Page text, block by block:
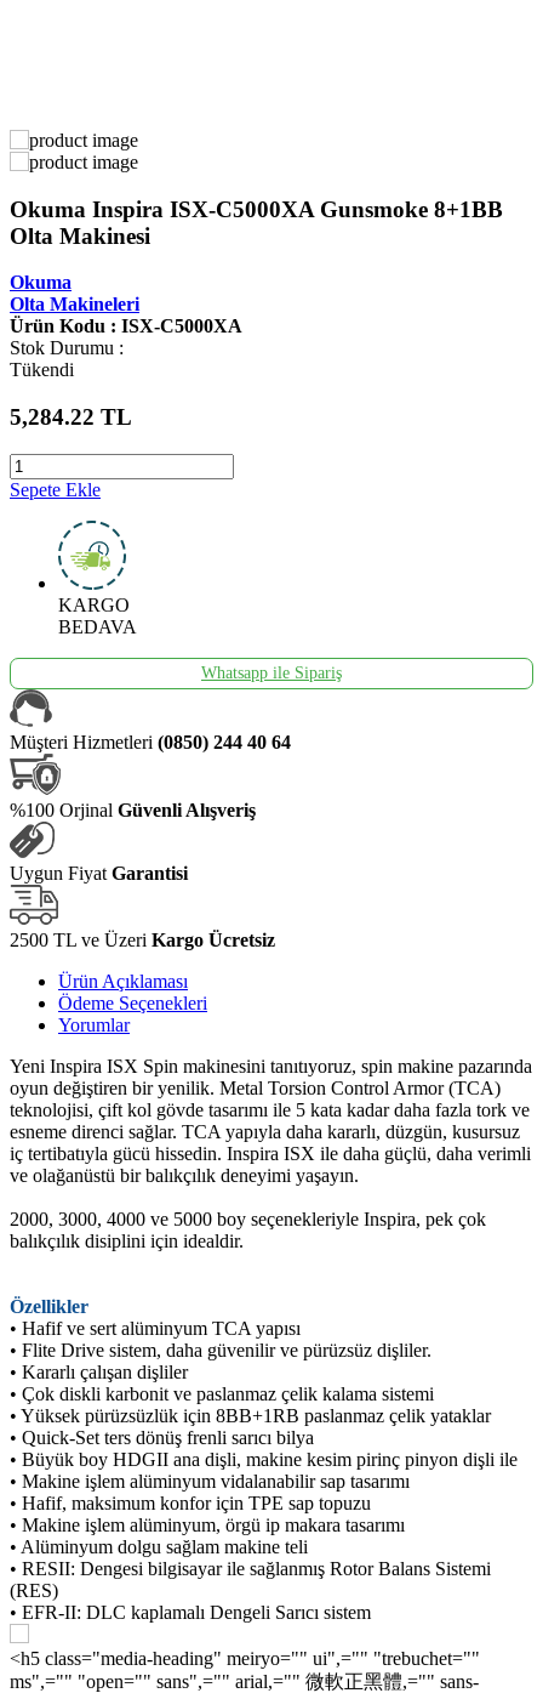
Okuma Inspira ISX-C5000XA Gunsmoke 8+1BB
Olta Makinesi
Okuma
Olta Makineleri
Ürün Kodu : ISX-C5000XA
Stok Durumu :
Tükendi
5,284.22 TL
Sepete Ekle
KARGO
BEDAVA
Whatsapp ile Sipariş
Müşteri Hizmetleri (0850) 244 40 64
%100 Orjinal Güvenli Alışveriş
Uygun Fiyat Garantisi
2500 TL ve Üzeri Kargo Ücretsiz
Ürün Açıklaması
Ödeme Seçenekleri
Yorumlar
Yeni Inspira ISX Spin makinesini tanıtıyoruz, spin makine pazarında
oyun değiştiren bir yenilik. Metal Torsion Control Armor (TCA)
teknolojisi, çift kol gövde tasarımı ile 5 kata kadar daha fazla tork ve
esneme direnci sağlar. TCA yapıyla daha kararlı, düzgün, kusursuz
iç tertibatıyla gücü hissedin. Inspira ISX ile daha güçlü, daha verimli
ve olağanüstü bir balıkçılık deneyimi yaşayın.
2000, 3000, 4000 ve 5000 boy seçenekleriyle Inspira, pek çok
balıkçılık disiplini için idealdir.
Özellikler
• Hafif ve sert alüminyum TCA yapısı
• Flite Drive sistem, daha güvenilir ve pürüzsüz dişliler.
• Kararlı çalışan dişliler
• Çok diskli karbonit ve paslanmaz çelik kalama sistemi
• Yüksek pürüzsüzlük için 8BB+1RB paslanmaz çelik yataklar
• Quick-Set ters dönüş frenli sarıcı bilya
• Büyük boy HDGII ana dişli, makine kesim pirinç pinyon dişli ile
• Makine işlem alüminyum vidalanabilir sap tasarımı
• Hafif, maksimum konfor için TPE sap topuzu
• Makine işlem alüminyum, örgü ip makara tasarımı
• Alüminyum dolgu sağlam makine teli
• RESII: Dengesi bilgisayar ile sağlanmış Rotor Balans Sistemi
(RES)
• EFR-II: DLC kaplamalı Dengeli Sarıcı sistem
<h5 class="media-heading" meiryo="" ui",="" "trebuchet=""
ms",="" "open="" sans",="" arial,="" 微軟正黑體,="" sans-